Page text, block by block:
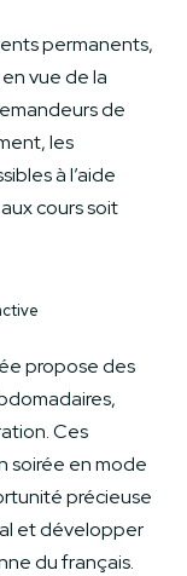
permanents,
vue de la
de
les
à l’aide
cours soit
propose des
Ces
soirée en mode
précieuse
et développer
du français.